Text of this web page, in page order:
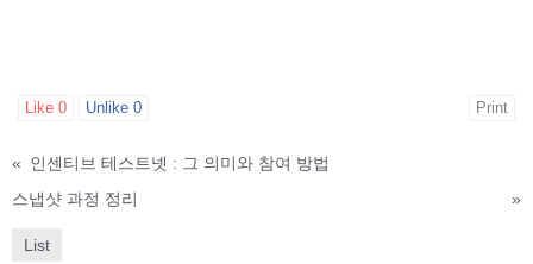
Like 0 Unlike 0 Print
« 인센티브 테스트넷 : 그 의미와 참여 방법
스냅샷 과정 정리
»
List